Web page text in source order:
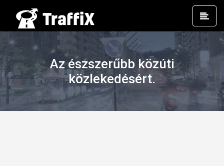
Az észszerűbb közúti
közlekedésért.